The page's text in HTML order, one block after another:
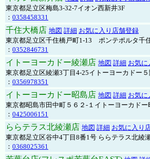
東京都足立区梅島3-32-7イオン西新井3F
： 0358458331
千住大橋店 地図 詳細 お気に入り店舗登録
東京都足立区千住橋戸町1-13 ポンテポルタ千
： 0352846731
イトーヨーカドー綾瀬店 地図 詳細 お気に
東京都足立区綾瀬3丁目4-25イトーヨーカドー
： 0356978351
イトーヨーカドー昭島店 地図 詳細 お気に
東京都昭島市田中町５６２-１イトーヨーカドー
： 0425006151
ららテラス北綾瀬店 地図 詳細 お気に入り
東京都足立区谷中4丁目8番1号 ららテラス北綾
： 0368025361